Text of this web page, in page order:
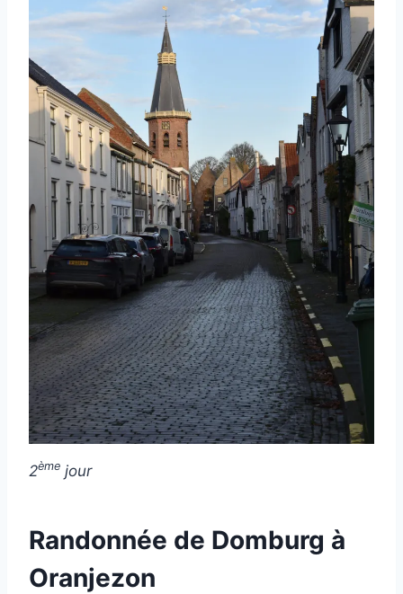
2ème jour
Randonnée de Domburg à
Oranjezon